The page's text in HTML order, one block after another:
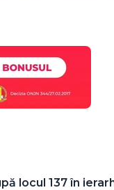
locul 137 în